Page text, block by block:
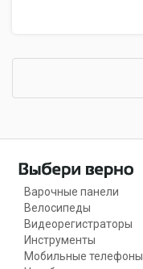
Варочные панели
Велосипеды
Видеорегистраторы
Инструменты
Мобильные телефоны